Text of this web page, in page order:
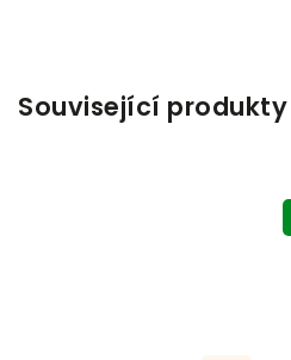
Související produkty